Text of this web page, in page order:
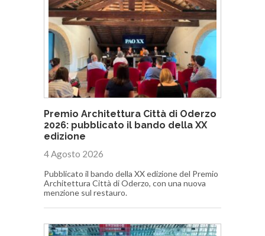
Premio Architettura Città di Oderzo
2026: pubblicato il bando della XX
edizione
4 Agosto 2026
Pubblicato il bando della XX edizione del Premio
Architettura Città di Oderzo, con una nuova
menzione sul restauro.